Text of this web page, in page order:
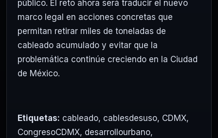
público. El reto ahora será traducir el nuevo
marco legal en acciones concretas que
permitan retirar miles de toneladas de
cableado acumulado y evitar que la
problemática continúe creciendo en la Ciudad
de México.
Etiquetas: cableado, cablesdesuso, CDMX,
CongresoCDMX, desarrollourbano,